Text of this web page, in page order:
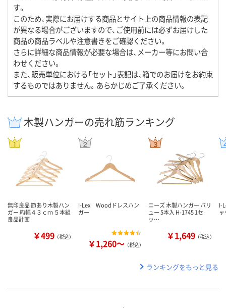
す。
このため、実際にお届けする商品とサイト上の商品情報の表記
が異なる場合がございますので、ご使用前には必ずお届けした
商品の商品ラベルや注意書きをご確認ください。
さらに詳細な商品情報が必要な場合は、メーカー等にお問い合
わせください。
また、販売単位における「セット」表記は、箱でのお届けをお約束
するものではありません。あらかじめご了承ください。
木製ハンガーの売れ筋ランキング
無印良品 節あり木製ハン
ガー 約幅４３ｃｍ ５本組
良品計画
￥499 （税込）
I-Lex Woodドレスハン
ガー
￥1,260～ （税込）
ニーズ 木製ハンガー バリ
ュー 5本入 H-1745 1セ
ッ…
￥1,649 （税込）
I-
ランキングをもっと見る